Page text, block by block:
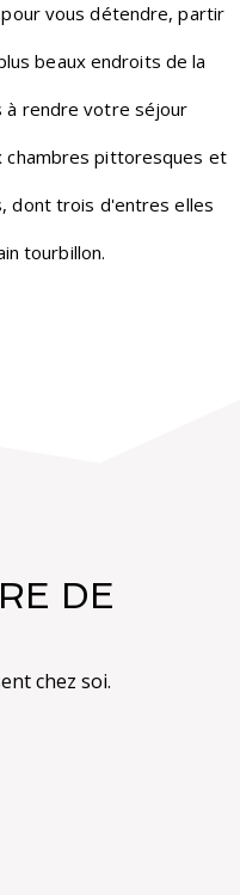
vous détendre, partir
beaux endroits de la
à rendre votre séjour
chambres pittoresques et
dont trois d'entres elles
tourbillon.
DE
chez soi.